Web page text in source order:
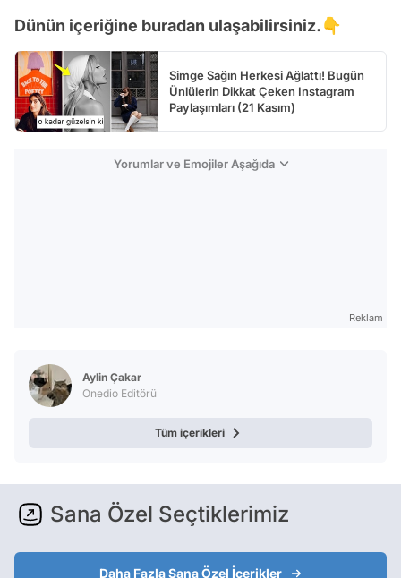
Dünün içeriğine buradan ulaşabilirsiniz.👇
Simge Sağın Herkesi Ağlattı! Bugün
Ünlülerin Dikkat Çeken Instagram
Paylaşımları (21 Kasım)
Yorumlar ve Emojiler Aşağıda
Reklam
Aylin Çakar
Onedio Editörü
Tüm içerikleri
Sana Özel Seçtiklerimiz
Daha Fazla Sana Özel İçerikler